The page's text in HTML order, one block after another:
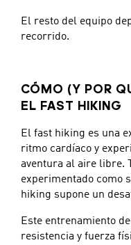
El resto del equipo
recorrido.
CÓMO (Y POR
EL FAST HIKING
El fast hiking es una
ritmo cardíaco y
aventura al aire libre.
experimentado como
hiking supone un
Este entrenamiento
resistencia y fuerza